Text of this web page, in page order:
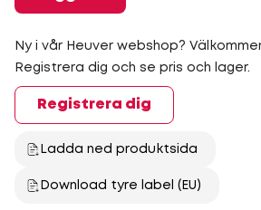
Ny i vår Heuver webshop?
Registrera dig och se pris och lager.
Registrera dig
Ladda ned produktsida
Download tyre label (EU)